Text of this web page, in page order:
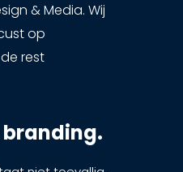
& Media. Wij
op
rest